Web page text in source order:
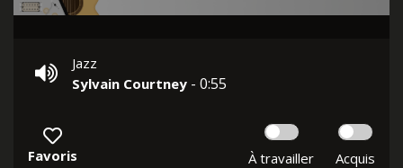
Jazz
Sylvain Courtney - 0:55
Favoris À travailler Acquis